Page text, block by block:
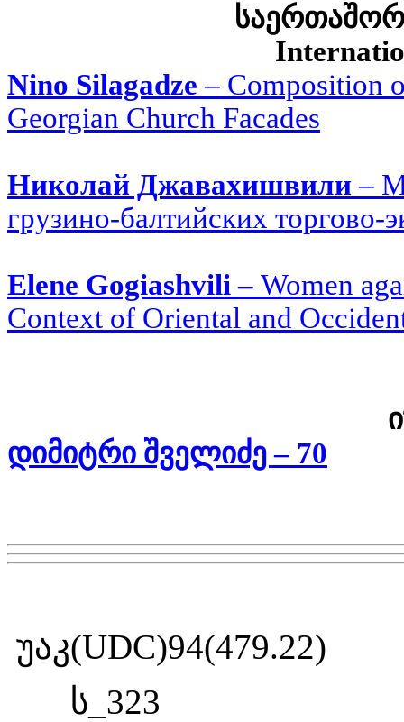
Nino Silagadze – Composition
Georgian Church Facades
Николай Джавахишвили–
грузино-балтийских
Elene Gogiashvili – Women
Context of Oriental and
დიმიტრი შველიძე – 70
უაკ(UDC)94(479.22)
ს 323